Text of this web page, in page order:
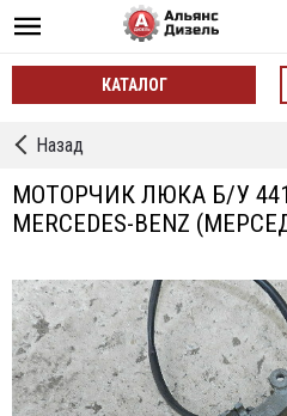
КАТАЛОГ
←
Привода
Люка
Назад
МОТОРЧИК ЛЮКА Б/У
MERCEDES-BENZ